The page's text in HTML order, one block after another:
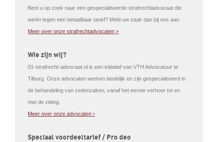
Bent u op zoek naar een gespecialiseerde strafrechtadvocaat die
werkt tegen een betaalbaar tarief? Meld uw zaak dan bij ons aan.
Meer over onze strafrechtadvocaten >
Wie zijn wij?
01-strafrecht-advocaat.nl is een initiatief van VTH Advocatuur te
Tilburg. Onze advocaten werken landelijk en zijn gespecialiseerd in
de behandeling van zedenzaken, vanaf het eerste verhoor tot en
met de zitting.
Meer over onze advocaten ›
Speciaal voordeeltarief / Pro deo